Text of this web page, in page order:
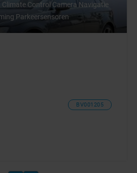
Control Camera Navigatie
Parkeersensoren
BV001205